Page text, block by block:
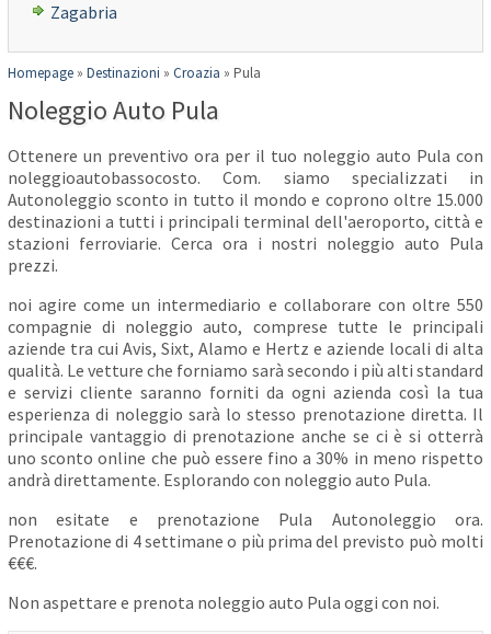
Zagabria
Homepage » Destinazioni » Croazia » Pula
Noleggio Auto Pula
Ottenere un preventivo ora per il tuo noleggio auto Pula con
noleggioautobassocosto. Com. siamo specializzati in
Autonoleggio sconto in tutto il mondo e coprono oltre 15.000
destinazioni a tutti i principali terminal dell'aeroporto, città e
stazioni ferroviarie. Cerca ora i nostri noleggio auto Pula
prezzi.
noi agire come un intermediario e collaborare con oltre 550
compagnie di noleggio auto, comprese tutte le principali
aziende tra cui Avis, Sixt, Alamo e Hertz e aziende locali di alta
qualità. Le vetture che forniamo sarà secondo i più alti standard
e servizi cliente saranno forniti da ogni azienda così la tua
esperienza di noleggio sarà lo stesso prenotazione diretta. Il
principale vantaggio di prenotazione anche se ci è si otterrà
uno sconto online che può essere fino a 30% in meno rispetto
andrà direttamente. Esplorando con noleggio auto Pula.
non esitate e prenotazione Pula Autonoleggio ora.
Prenotazione di 4 settimane o più prima del previsto può molti
€€€.
Non aspettare e prenota noleggio auto Pula oggi con noi.